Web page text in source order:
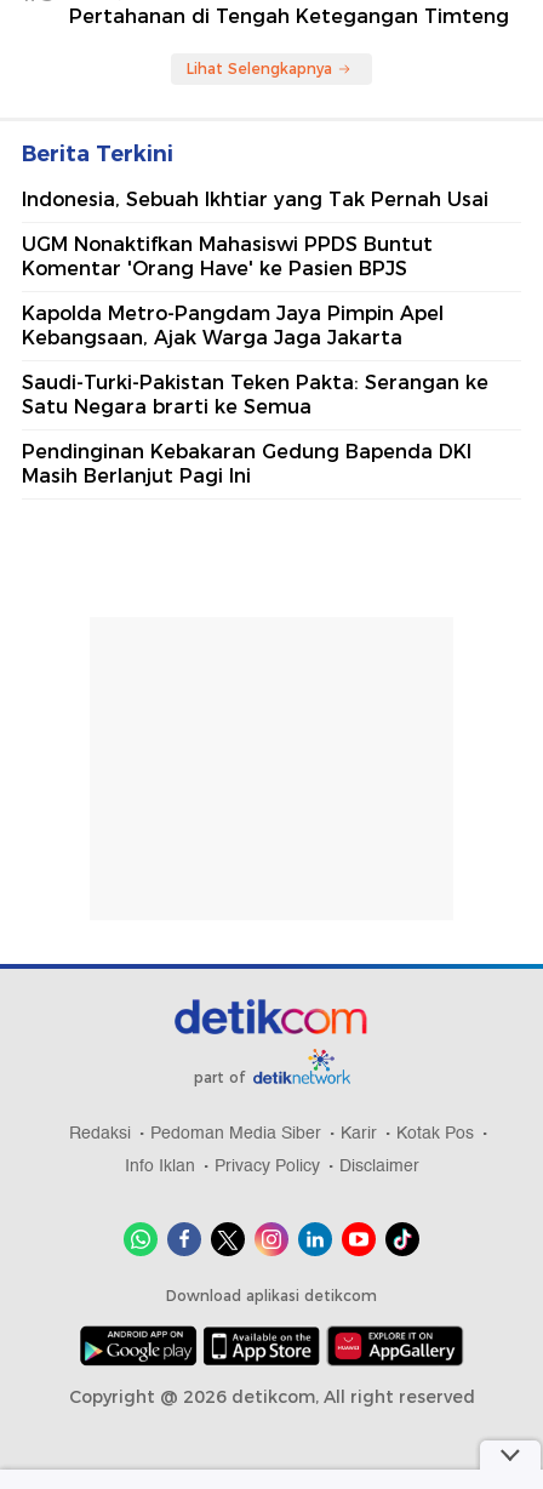
Pertahanan di Tengah Ketegangan Timteng
Lihat Selengkapnya
Berita Terkini
Indonesia, Sebuah Ikhtiar yang Tak Pernah Usai
UGM Nonaktifkan Mahasiswi PPDS Buntut
Komentar 'Orang Have' ke Pasien BPJS
Kapolda Metro-Pangdam Jaya Pimpin Apel
Kebangsaan, Ajak Warga Jaga Jakarta
Saudi-Turki-Pakistan Teken Pakta: Serangan ke
Satu Negara brarti ke Semua
Pendinginan Kebakaran Gedung Bapenda DKI
Masih Berlanjut Pagi Ini
part of
Redaksi Pedoman Media Siber Karir
Kotak Pos
Info Iklan
Privacy Policy Disclaimer
Download aplikasi detikcom
Copyright @ 2026 detikcom, All right reserved